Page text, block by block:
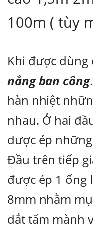
100m ( tùy
Khi được dùng
nắng ban công
hàn nhiệt
nhau. Ở hai
được ép
Đầu trên tiếp
được ép 1 ống
8mm nhằm
dắt tấm mành